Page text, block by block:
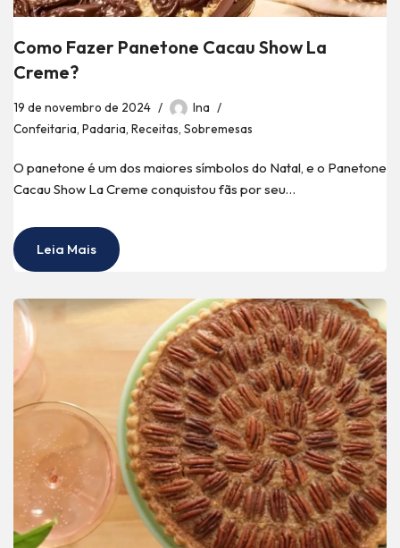
Como Fazer Panetone Cacau Show La
Creme?
19 de novembro de 2024
Ina
Confeitaria, Padaria, Receitas, Sobremesas
O panetone é um dos maiores símbolos do Natal, e o Panetone
Cacau Show La Creme conquistou fãs por seu…
Leia Mais